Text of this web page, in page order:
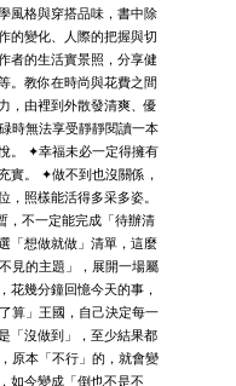
風格與穿搭品味，書中除
的變化、人際的把握與切
者的生活實景照，分享健
。教你在時尚與花費之間
，由裡到外散發清爽、優
時無法享受靜靜閱讀一本
。 ✦幸福未必一定得擁有
實。 ✦做不到也沒關係，
，照樣能活得多采多姿。
，不一定能完成「待辦清
「想做就做」清單，這麼
見的主題」，展開一場屬
花幾分鐘回憶今天的事，
算」王國，自己決定每一
「沒做到」，至少結果都
原本「不行」的，就會變
如今變成「倒也不是不